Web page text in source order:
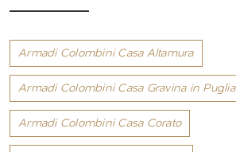
Armadi Colombini Casa Altamura
Armadi Colombini Casa Gravina in Puglia
Armadi Colombini Casa Corato